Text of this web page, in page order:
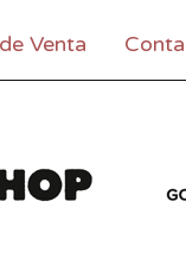
Venta